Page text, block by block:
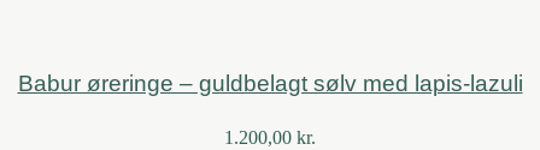
Babur øreringe – guldbelagt sølv med lapis-lazuli
1.200,00 kr.